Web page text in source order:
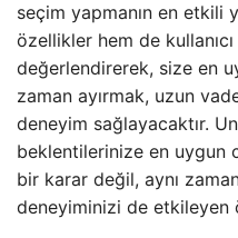
seçim yapmanın en etkili
özellikler hem de
değerlendirerek, size en
zaman ayırmak, uzun
deneyim sağlayacaktır.
beklentilerinize en uygun
bir karar değil, aynı
deneyiminizi de etkileyen